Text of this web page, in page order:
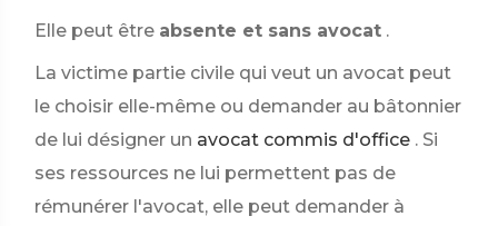
Elle peut être absente et sans avocat .
La victime partie civile qui veut un avocat peut
le choisir elle-même ou demander au bâtonnier
de lui désigner un avocat commis d'office . Si
ses ressources ne lui permettent pas de
rémunérer l'avocat, elle peut demander à